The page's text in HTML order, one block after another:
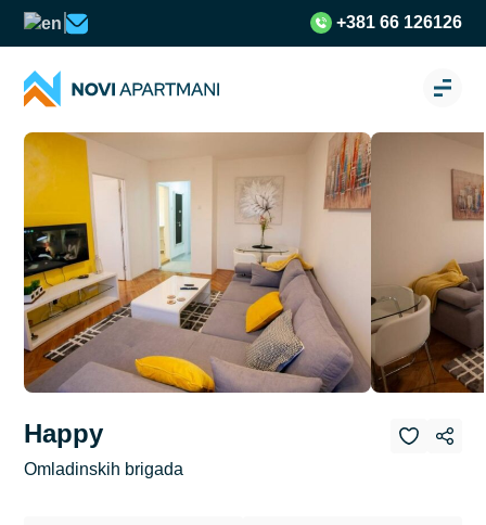
+381 66 126126
Happy
Omladinskih brigada